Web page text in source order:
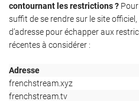
contournant les restrictions ?
suffit de se rendre sur le site
d’adresse pour échapper aux
récentes à considérer :
Adresse
frenchstream.xyz
frenchstream.tv